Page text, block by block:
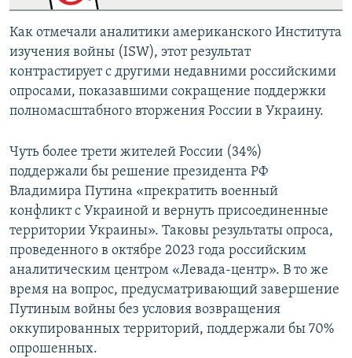
Как отмечали аналитики американского Института
изучения войны (ISW), этот результат
контрастирует с другими недавними российскими
опросами, показавшими сокращение поддержки
полномасштабного вторжения России в Украину.
Чуть более трети жителей России (34%)
поддержали бы решение президента РФ
Владимира Путина «прекратить военный
конфликт с Украиной и вернуть присоединенные
территории Украины». Таковы результаты опроса,
проведенного в октябре 2023 года российским
аналитическим центром «Левада-центр». В то же
время на вопрос, предусматривающий завершение
Путиным войны без условия возвращения
оккупированных территорий, поддержали бы 70%
опрошенных.